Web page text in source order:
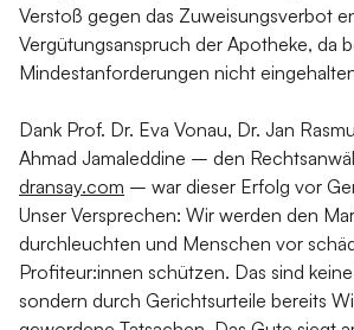
Verstoß gegen das Zuweisungsverbot
Vergütungsanspruch der Apotheke, da
Mindestanforderungen nicht
Dank Prof. Dr. Eva Vonau, Dr. Jan
Ahmad Jamaleddine – den
dransay.com – war dieser Erfolg vor
Unser Versprechen: Wir werden den
durchleuchten und Menschen vor
Profiteur:innen schützen. Das sind
sondern durch Gerichtsurteile bereits